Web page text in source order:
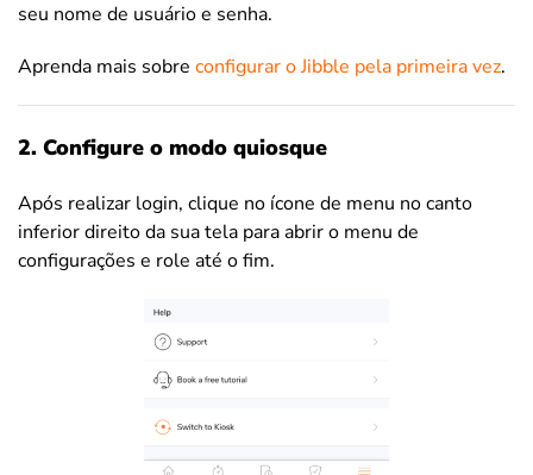
seu nome de usuário e senha.
Aprenda mais sobre configurar o Jibble pela primeira vez.
2. Configure o modo quiosque
Após realizar login, clique no ícone de menu no canto
inferior direito da sua tela para abrir o menu de
configurações e role até o fim.